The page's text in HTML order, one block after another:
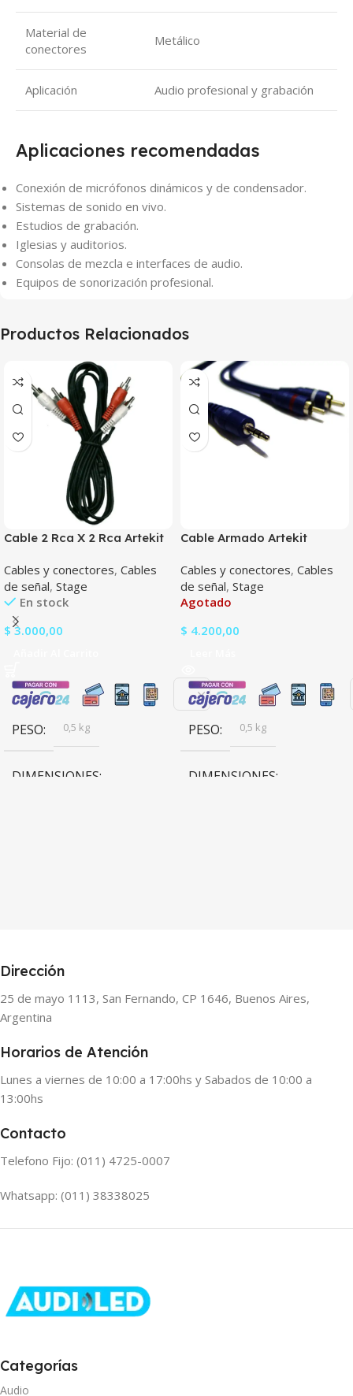
Material de
conectores
Metálico
Aplicación Audio profesional y grabación
Aplicaciones recomendadas
Conexión de micrófonos dinámicos y de condensador.
Sistemas de sonido en vivo.
Estudios de grabación.
Iglesias y auditorios.
Consolas de mezcla e interfaces de audio.
Equipos de sonorización profesional.
Productos Relacionados
Cable 2 Rca X 2 Rca Artekit
Cables y conectores, Cables
de señal, Stage
En stock
$3.000,00
PESO 0,5 kg
DIMENSIONES
Cable Armado Artekit
C3.5stx2rca2
Cables y conectores, Cables
de señal, Stage
Agotado
$ 4.200,00
PESO 0,5 kg
DIMENSIONES
Dirección
25 de mayo 1113, San Fernando, CP 1646, Buenos Aires,
Argentina
Horarios de Atención
Lunes a viernes de 10:00 a 17:00hs y Sabados de 10:00 a
13:00hs
Contacto
Telefono Fijo: (011) 4725-0007
Whatsapp: (011) 38338025
Categorías
Audio